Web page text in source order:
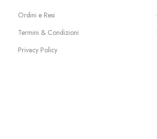
Ordini e Resi
Termini & Condizioni
Privacy Policy